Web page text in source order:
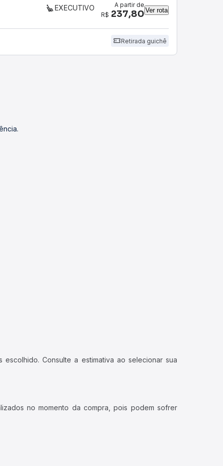
EXECUTIVO
A partir de
R$ 237,80 Ver rota
Retirada guichê
Consulte a estimativa ao selecionar sua
no momento da compra, pois podem sofrer